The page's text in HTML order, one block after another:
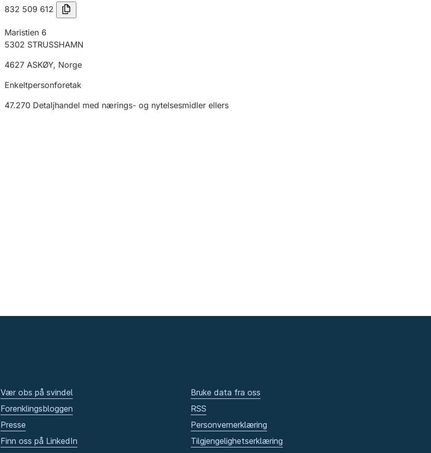
832 509 612
Maristien 6
5302 STRUSSHAMN
4627 ASKØY, Norge
Enkeltpersonforetak
47.270 Detaljhandel med nærings- og nytelsesmidler ellers
Vær obs på svindel
Forenklingsbloggen
Presse
Finn oss på LinkedIn
Bruke data fra oss
RSS
Personvernerklæring
Tilgjengelighetserklæring